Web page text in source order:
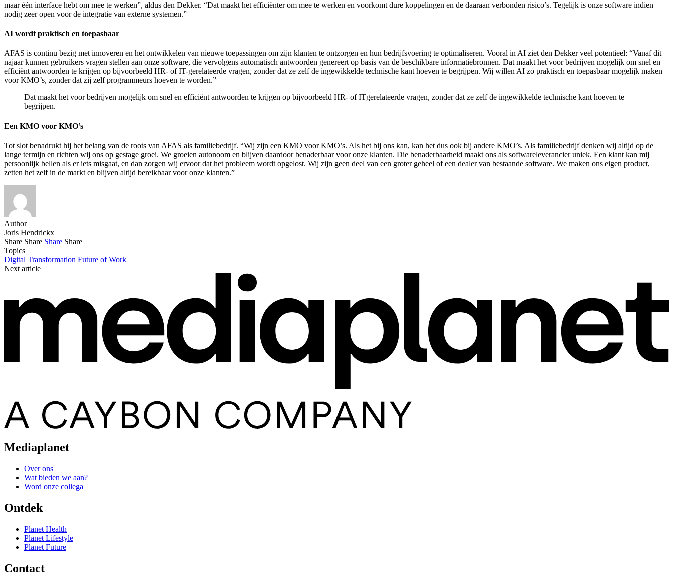
maar één interface hebt om mee te werken”, aldus den Dekker. “Dat maakt het efficiënter om mee te werken en voorkomt dure koppelingen en de daaraan verbonden risico’s. Tegelijk is onze software indien
nodig zeer open voor de integratie van externe systemen.”
AI wordt praktisch en toepasbaar
AFAS is continu bezig met innoveren en het ontwikkelen van nieuwe toepassingen om zijn klanten te ontzorgen en hun bedrijfsvoering te optimaliseren. Vooral in AI ziet den Dekker veel potentieel: “Vanaf dit
najaar kunnen gebruikers vragen stellen aan onze software, die vervolgens automatisch antwoorden genereert op basis van de beschikbare informatiebronnen. Dat maakt het voor bedrijven mogelijk om snel en
efficiënt antwoorden te krijgen op bijvoorbeeld HR- of IT-gerelateerde vragen, zonder dat ze zelf de ingewikkelde technische kant hoeven te begrijpen. Wij willen AI zo praktisch en toepasbaar mogelijk maken
voor KMO’s, zonder dat zij zelf programmeurs hoeven te worden.”
Dat maakt het voor bedrijven mogelijk om snel en efficiënt antwoorden te krijgen op bijvoorbeeld HR- of ITgerelateerde vragen, zonder dat ze zelf de ingewikkelde technische kant hoeven te
begrijpen.
Een KMO voor KMO’s
Tot slot benadrukt hij het belang van de roots van AFAS als familiebedrijf. “Wij zijn een KMO voor KMO’s. Als het bij ons kan, kan het dus ook bij andere KMO’s. Als familiebedrijf denken wij altijd op de
lange termijn en richten wij ons op gestage groei. We groeien autonoom en blijven daardoor benaderbaar voor onze klanten. Die benaderbaarheid maakt ons als softwareleverancier uniek. Een klant kan mij
persoonlijk bellen als er iets misgaat, en dan zorgen wij ervoor dat het probleem wordt opgelost. Wij zijn geen deel van een groter geheel of een dealer van bestaande software. We maken ons eigen product,
zetten het zelf in de markt en blijven altijd bereikbaar voor onze klanten.”
Author
Joris Hendrickx
Share Share Share Share
Topics
Digital Transformation Future of Work
Next article
Mediaplanet
Over ons
Wat bieden we aan?
Word onze collega
Ontdek
Planet Health
Planet Lifestyle
Planet Future
Contact